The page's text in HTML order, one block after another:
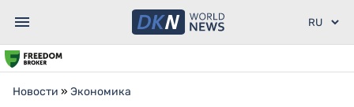
Новости » Экономика